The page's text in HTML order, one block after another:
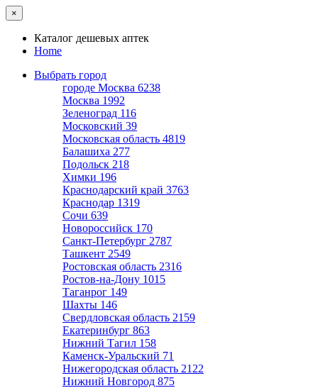
×
Каталог дешевых аптек
Home
Выбрать город
городе Москва 6238
Москва 1992
Зеленоград 116
Московский 39
Московская область 4819
Балашиха 277
Подольск 218
Химки 196
Краснодарский край 3763
Краснодар 1319
Сочи 639
Новороссийск 170
Санкт-Петербург 2787
Ташкент 2549
Ростовская область 2316
Ростов-на-Дону 1015
Таганрог 149
Шахты 146
Свердловская область 2159
Екатеринбург 863
Нижний Тагил 158
Каменск-Уральский 71
Нижегородская область 2122
Нижний Новгород 875